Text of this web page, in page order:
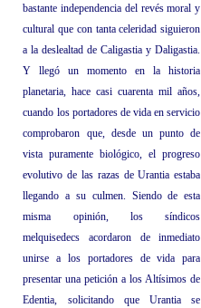
bastante independencia del revés moral y
cultural que con tanta celeridad siguieron
a la deslealtad de Caligastia y Daligastia.
Y llegó un momento en la historia
planetaria, hace casi cuarenta mil años,
cuando los portadores de vida en servicio
comprobaron que, desde un punto de
vista puramente biológico, el progreso
evolutivo de las razas de Urantia estaba
llegando a su culmen. Siendo de esta
misma opinión, los síndicos
melquisedecs acordaron de inmediato
unirse a los portadores de vida para
presentar una petición a los Altísimos de
Edentia, solicitando que Urantia se